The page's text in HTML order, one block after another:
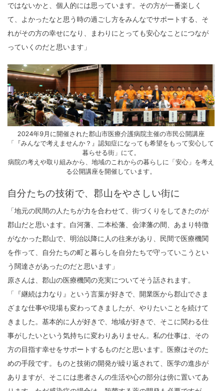
ではないかと、個人的には思っています。その方が一番楽しく
て、よかったなと思う時の過ごし方をみんなでサポートする、そ
れがその方の幸せになり、まわりにとっても安心なことにつなが
っていくのだと思います」
2024年9月に開催された郡山市医療介護病院主催の市民公開講座
「『みんなで考えませんか？』認知症になっても希望をもって安心して
暮らせる街」にて。
病院の考えや取り組みから、地域のこれからの暮らしに「安心」を考え
る公開講座を開催しています。
自分たちの技術で、郡山をやさしい街に
「地元の民間の人たちが力を合わせて、街づくりをしてきたのが
郡山だと思います。白河藩、二本松藩、会津藩の間、あまり特徴
がなかった郡山で、明治以降に人の往来があり、民間で医療機関
を作って、自分たちの町と暮らしを自分たちで守っていこうとい
う闊達さがあったのだと思います」
原さんは、郡山の医療機関の充実についてそう話されます。
「『継続は力なり』という言葉が好きで、開業医から郡山でさま
ざまな仕事や現場も変わってきましたが、やりたいことを続けて
きました。基本的に人が好きで、地域が好きで、そこに関わる仕
事がしたいという気持ちに変わりありません。私の仕事は、その
方の目指す幸せをサポートするものだと思います。医療はそのた
めの手段です。ものと技術の開発が繰り返されて、医学の進歩が
ありますが、そこには患者さんの生活や心の部分は傍に置いてあ